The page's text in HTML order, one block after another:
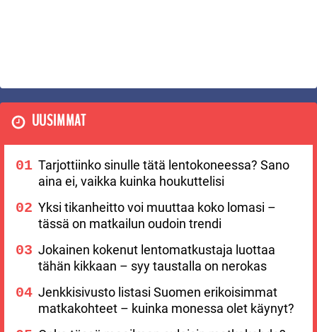
UUSIMMAT
Tarjottiinko sinulle tätä lentokoneessa? Sano
aina ei, vaikka kuinka houkuttelisi
Yksi tikanheitto voi muuttaa koko lomasi –
tässä on matkailun oudoin trendi
Jokainen kokenut lentomatkustaja luottaa
tähän kikkaan – syy taustalla on nerokas
Jenkkisivusto listasi Suomen erikoisimmat
matkakohteet – kuinka monessa olet käynyt?